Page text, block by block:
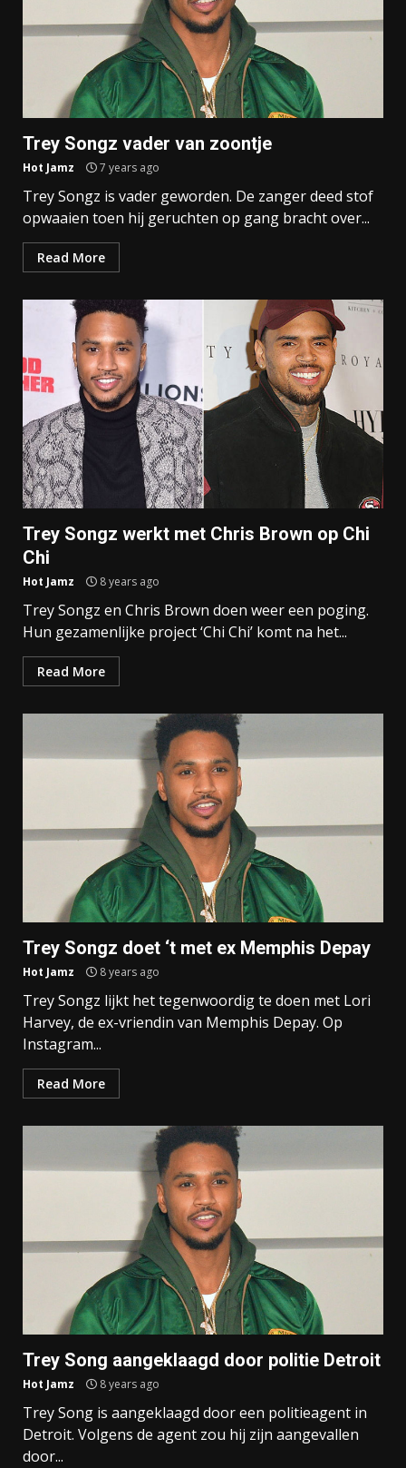
Trey Songz vader van zoontje
Hot Jamz 7 years ago
Trey Songz is vader geworden. De zanger deed stof
opwaaien toen hij geruchten op gang bracht over...
Read More
Trey Songz werkt met Chris Brown op Chi
Chi
Hot Jamz 8 years ago
Trey Songz en Chris Brown doen weer een poging.
Hun gezamenlijke project ‘Chi Chi’ komt na het...
Read More
Trey Songz doet ‘t met ex Memphis Depay
Hot Jamz 8 years ago
Trey Songz lijkt het tegenwoordig te doen met Lori
Harvey, de ex-vriendin van Memphis Depay. Op
Instagram...
Read More
Trey Song aangeklaagd door politie Detroit
Hot Jamz 8 years ago
Trey Song is aangeklaagd door een politieagent in
Detroit. Volgens de agent zou hij zijn aangevallen
door...